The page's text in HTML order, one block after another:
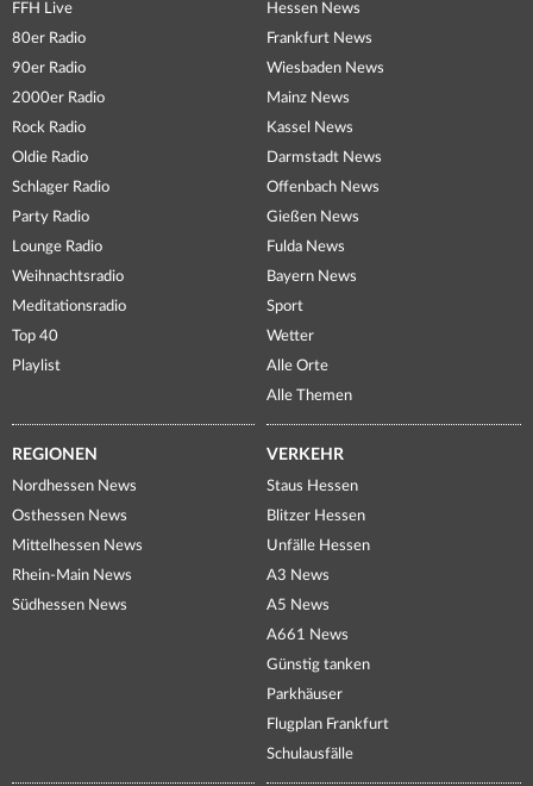
FFH Live
80er Radio
90er Radio
2000er Radio
Rock Radio
Oldie Radio
Schlager Radio
Party Radio
Lounge Radio
Weihnachtsradio
Meditationsradio
Top 40
Playlist
Hessen News
Frankfurt News
Wiesbaden News
Mainz News
Kassel News
Darmstadt News
Offenbach News
Gießen News
Fulda News
Bayern News
Sport
Wetter
Alle Orte
Alle Themen
REGIONEN
Nordhessen News
Osthessen News
Mittelhessen News
Rhein-Main News
Südhessen News
VERKEHR
Staus Hessen
Blitzer Hessen
Unfälle Hessen
A3 News
A5 News
A661 News
Günstig tanken
Parkhäuser
Flugplan Frankfurt
Schulausfälle